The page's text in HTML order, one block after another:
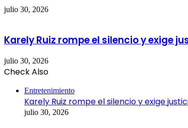
julio 30, 2026
Karely Ruiz rompe el silencio y exige
julio 30, 2026
Check Also
Entretenimiento
Karely Ruiz rompe el silencio y exige
julio 30, 2026